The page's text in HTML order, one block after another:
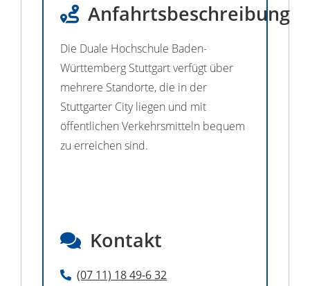
Anfahrtsbeschreibung
Die Duale Hochschule Baden-
Württemberg Stuttgart verfügt über
mehrere Standorte, die in der
Stuttgarter City liegen und mit
öffentlichen Verkehrsmitteln bequem
zu erreichen sind.
Kontakt
(07 11) 1849-632